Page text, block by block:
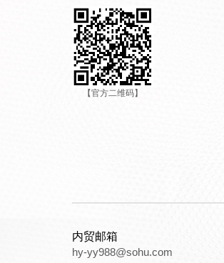
【官方二维码】
内贸邮箱
hy-yy988@sohu.com